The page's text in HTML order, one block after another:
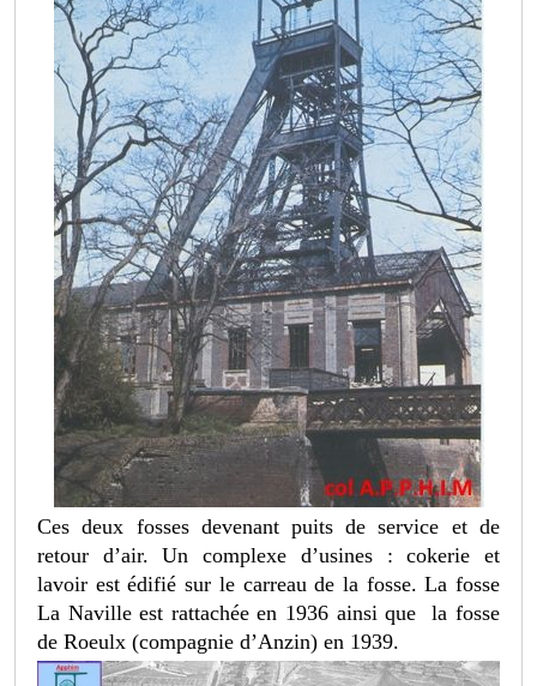
Ces deux fosses devenant puits de service et de
retour d’air. Un complexe d’usines : cokerie et
lavoir est édifié sur le carreau de la fosse. La fosse
La Naville est rattachée en 1936 ainsi que la fosse
de Roeulx (compagnie d’Anzin) en 1939.